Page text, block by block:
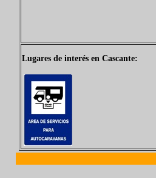
Lugares de interés en Cascante: